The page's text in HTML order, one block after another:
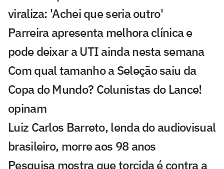
viraliza: 'Achei que seria outro'
Parreira apresenta melhora clínica e
pode deixar a UTI ainda nesta semana
Com qual tamanho a Seleção saiu da
Copa do Mundo? Colunistas do Lance!
opinam
Luiz Carlos Barreto, lenda do audiovisual
brasileiro, morre aos 98 anos
Pesquisa mostra que torcida é contra a